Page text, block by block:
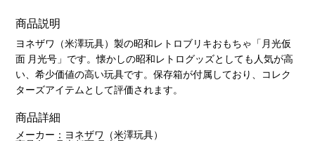
商品説明
ヨネザワ（米澤玩具）製の昭和レトロブリキおもちゃ「月光仮
面 月光号」です。懐かしの昭和レトログッズとしても人気が高
い、希少価値の高い玩具です。保存箱が付属しており、コレク
ターズアイテムとして評価されます。
商品詳細
メーカー：ヨネザワ（米澤玩具）